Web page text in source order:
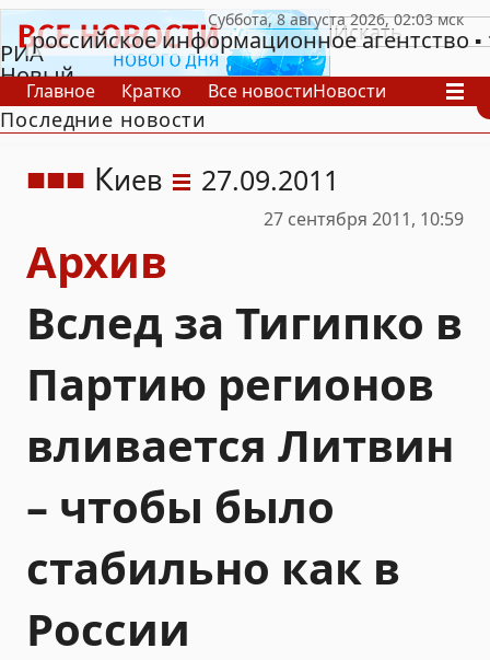
РИА
Новый
День
российское информационное агентство
Главное Кратко Все новостиНовости
В России
В мире
Последние новости
Киев 27.09.2011
27 сентября 2011, 10:59
Архив
Вслед за Тигипко в
Партию регионов
вливается Литвин
– чтобы было
стабильно как в
России